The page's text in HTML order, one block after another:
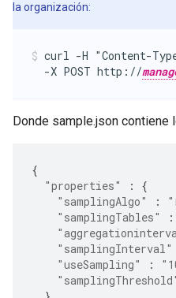
la organización:
curl -H "Content-
  -X POST http://
Donde sample.json contiene
{
"properties"
:
{
"samplingAlgo"
:
"samplingTables"
:
"samplingInterval"
"useSampling"
: